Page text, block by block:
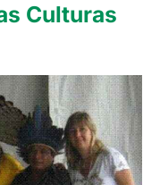
Culturas